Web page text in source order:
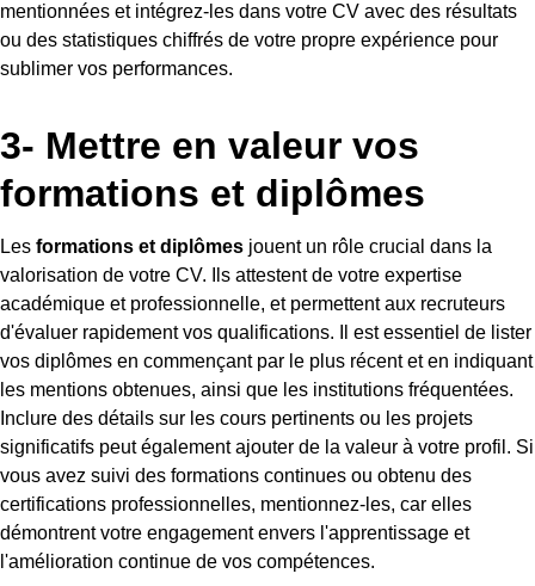
mentionnées et intégrez-les dans votre CV avec des résultats
ou des statistiques chiffrés de votre propre expérience pour
sublimer vos performances.
3- Mettre en valeur vos
formations et diplômes
Les formations et diplômes jouent un rôle crucial dans la
valorisation de votre CV. Ils attestent de votre expertise
académique et professionnelle, et permettent aux recruteurs
d'évaluer rapidement vos qualifications. Il est essentiel de lister
vos diplômes en commençant par le plus récent et en indiquant
les mentions obtenues, ainsi que les institutions fréquentées.
Inclure des détails sur les cours pertinents ou les projets
significatifs peut également ajouter de la valeur à votre profil. Si
vous avez suivi des formations continues ou obtenu des
certifications professionnelles, mentionnez-les, car elles
démontrent votre engagement envers l'apprentissage et
l'amélioration continue de vos compétences.